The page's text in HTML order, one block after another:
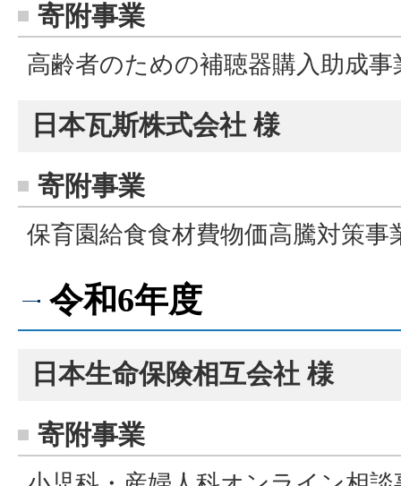
寄附事業
高齢者のための補聴器購入助成事
日本瓦斯株式会社 様
寄附事業
保育園給食食材費物価高騰対策事
令和6年度
日本生命保険相互会社 様
寄附事業